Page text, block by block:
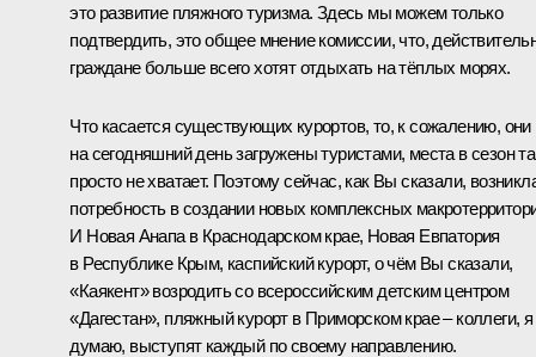
это развитие пляжного туризма. Здесь мы можем только
подтвердить, это общее мнение комиссии, что,
граждане больше всего хотят отдыхать на тёплых морях.
Что касается существующих курортов, то, к сожалению, они
на сегодняшний день загружены туристами, места в сезон
просто не хватает. Поэтому сейчас, как Вы сказали,
потребность в создании новых комплексных
И Новая Анапа в Краснодарском крае, Новая Евпатория
в Республике Крым, каспийский курорт, о чём Вы сказали,
«Каякент» возродить со всероссийским детским центром
«Дагестан», пляжный курорт в Приморском крае – коллеги, я
думаю, выступят каждый по своему направлению.